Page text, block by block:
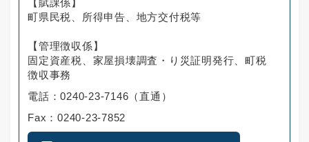
【賦課係】
町県民税、所得申告、地方交付税等
【管理徴収係】
固定資産税、家屋損壊調査・り災証明発行、町税
徴収事務
電話：0240-23-7146（直通）
Fax：0240-23-7852